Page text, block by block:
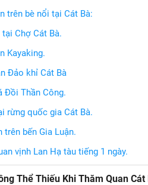
trên bè nổi tại Cát Bà:
Chợ Cát Bà.
Kayaking.
Đảo khỉ Cát Bà
Đồi Thần Công.
rừng quốc gia Cát Bà.
trên bến Gia Luận.
vịnh Lan Hạ tàu tiếng 1 ngày.
Thể Thiếu Khi Thăm Quan Cát